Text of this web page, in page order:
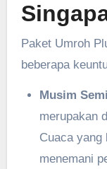
Paket Umroh
beberapa
Musim
merupakan
Cuaca yang
menemani